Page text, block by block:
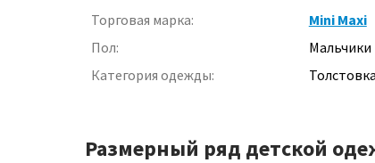
Торговая марка:
Mini Maxi
Пол:
Мальчики
Категория одежды:
Толстовка
Размерный ряд детской